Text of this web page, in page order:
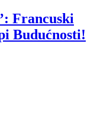
Francuski
Budućnosti!